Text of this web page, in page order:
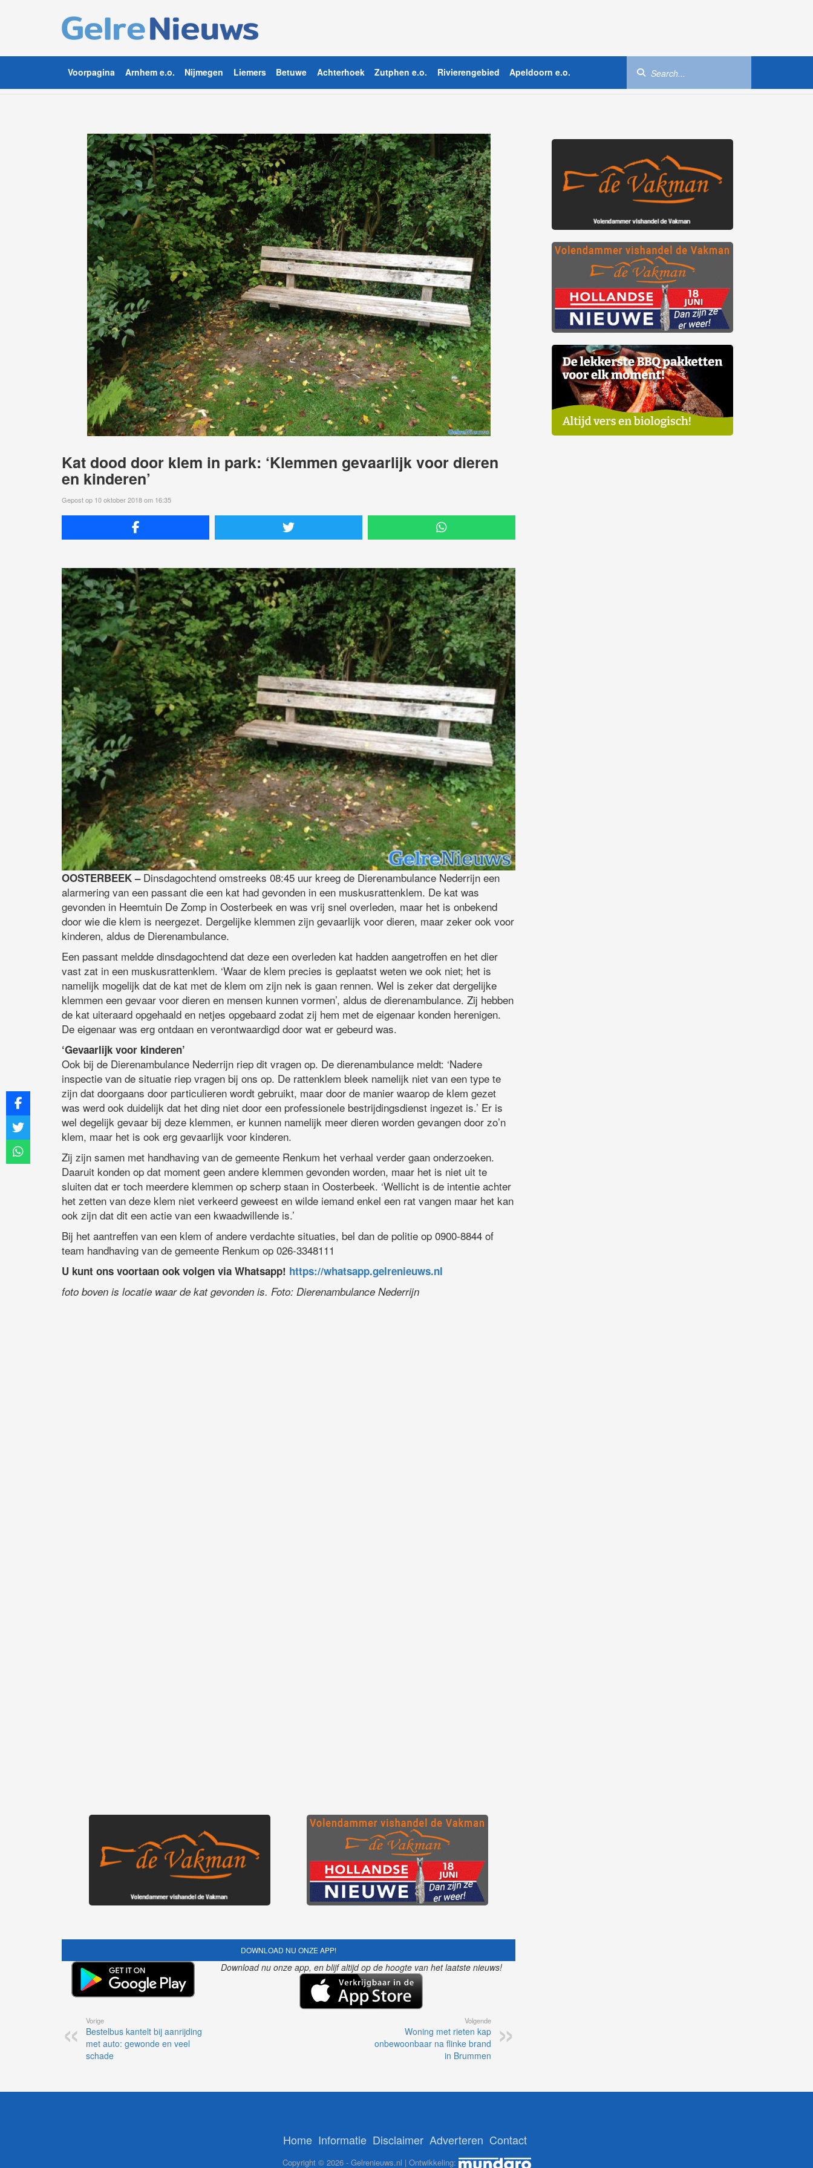
Voorpagina Arnhem e.o. Nijmegen Liemers Betuwe Achterhoek Zutphen e.o. Rivierengebied Apeldoorn e.o.
Kat dood door klem in park: ‘Klemmen gevaarlijk voor dieren
en kinderen’
Gepost op 10 oktober 2018 om 16:35
OOSTERBEEK –Dinsdagochtend omstreeks 08:45 uur kreeg de Dierenambulance Nederrijn een
alarmering van een passant die een kat had gevonden in een muskusrattenklem. De kat was
gevonden in Heemtuin De Zomp in Oosterbeek en was vrij snel overleden, maar het is onbekend
door wie die klem is neergezet. Dergelijke klemmen zijn gevaarlijk voor dieren, maar zeker ook voor
kinderen, aldus de Dierenambulance.
Een passant meldde dinsdagochtend dat deze een overleden kat hadden aangetroffen en het dier
vast zat in een muskusrattenklem. ‘Waar de klem precies is geplaatst weten we ook niet; het is
namelijk mogelijk dat de kat met de klem om zijn nek is gaan rennen. Wel is zeker dat dergelijke
klemmen een gevaar voor dieren en mensen kunnen vormen’, aldus de dierenambulance. Zij hebben
de kat uiteraard opgehaald en netjes opgebaard zodat zij hem met de eigenaar konden herenigen.
De eigenaar was erg ontdaan en verontwaardigd door wat er gebeurd was.
‘Gevaarlijk voor kinderen’
Ook bij de Dierenambulance Nederrijn riep dit vragen op. De dierenambulance meldt: ‘Nadere
inspectie van de situatie riep vragen bij ons op. De rattenklem bleek namelijk niet van een type te
zijn dat doorgaans door particulieren wordt gebruikt, maar door de manier waarop de klem gezet
was werd ook duidelijk dat het ding niet door een professionele bestrijdingsdienst ingezet is.’ Er is
wel degelijk gevaar bij deze klemmen, er kunnen namelijk meer dieren worden gevangen door zo’n
klem, maar het is ook erg gevaarlijk voor kinderen.
Zij zijn samen met handhaving van de gemeente Renkum het verhaal verder gaan onderzoeken.
Daaruit konden op dat moment geen andere klemmen gevonden worden, maar het is niet uit te
sluiten dat er toch meerdere klemmen op scherp staan in Oosterbeek. ‘Wellicht is de intentie achter
het zetten van deze klem niet verkeerd geweest en wilde iemand enkel een rat vangen maar het kan
ook zijn dat dit een actie van een kwaadwillende is.’
Bij het aantreffen van een klem of andere verdachte situaties, bel dan de politie op 0900-8844 of
team handhaving van de gemeente Renkum op 026-3348111
U kunt ons voortaan ook volgen via Whatsapp! https://whatsapp.gelrenieuws.nl
foto boven is locatie waar de kat gevonden is. Foto: Dierenambulance Nederrijn
DOWNLOAD NU ONZE APP!
Download nu onze app, en blijf altijd op de hoogte van het laatste nieuws!
Vorige
Bestelbus kantelt bij aanrijding
met auto: gewonde en veel
schade
Volgende
Woning met rieten kap
onbewoonbaar na flinke brand
in Brummen
Home Informatie Disclaimer Adverteren Contact
Copyright © 2026 - Gelrenieuws.nl | Ontwikkeling: